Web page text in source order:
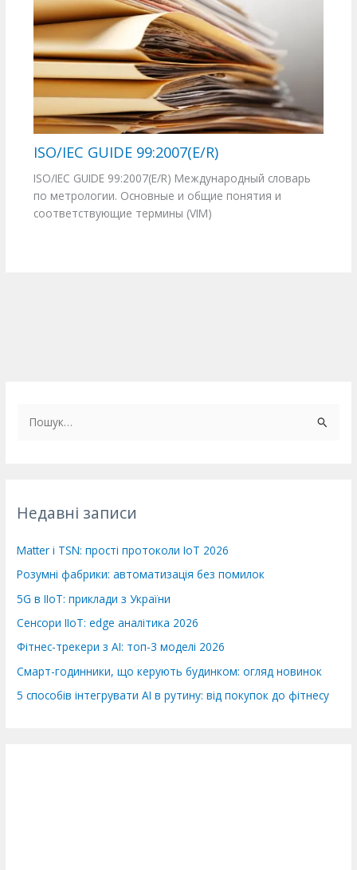
ISO/IEC GUIDE 99:2007(E/R)
ISO/IEC GUIDE 99:2007(E/R) Международный словарь
по метрологии. Основные и общие понятия и
соответствующие термины (VIM)
иНедавні записи
Matter і TSN: прості протоколи IoT 2026
Розумні фабрики: автоматизація без помилок
5G в IIoT: приклади з України
Сенсори IIoT: edge аналітика 2026
Фітнес-трекери з AI: топ-3 моделі 2026
Смарт-годинники, що керують будинком: огляд новинок
5 способів інтегрувати AI в рутину: від покупок до фітнесу